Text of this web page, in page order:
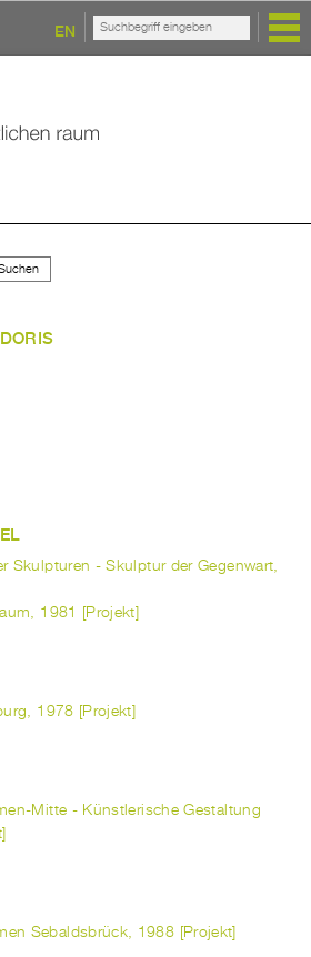
EN
Skulpturen - Skulptur der Gegenwart,
1981 [Projekt]
1978 [Projekt]
Mitte - Künstlerische Gestaltung
Sebaldsbrück, 1988 [Projekt]